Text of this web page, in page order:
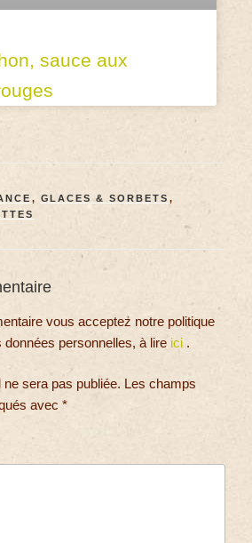
sauce aux
, GLACES & SORBETS ,
vous acceptez notre politique
données personnelles, à lire ici .
sera pas publiée. Les champs
avec *